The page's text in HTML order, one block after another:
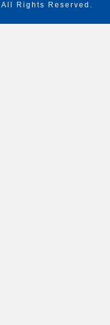
Rights Reserved.